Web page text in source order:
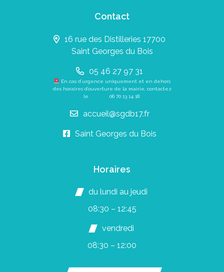
Contact
16 rue des Distilleries 17700
Saint Georges du Bois
05 46 27 97 31
En cas d’urgence uniquement et en dehors
des horaires d’ouverture de la mairie, contactez
le 06 70 13 14 18
accueil@sgdb17.fr
Saint Georges du Bois
Horaires
du lundi au jeudi
08:30 – 12:45
vendredi
08:30 – 12:00